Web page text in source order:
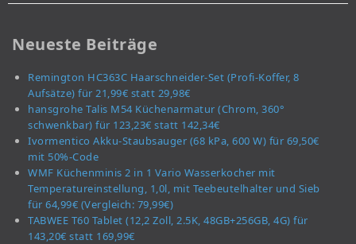
Neueste Beiträge
Remington HC363C Haarschneider-Set (Profi-Koffer, 8
Aufsätze) für 21,99€ statt 29,98€
hansgrohe Talis M54 Küchenarmatur (Chrom, 360°
schwenkbar) für 123,23€ statt 142,34€
Ivormentico Akku-Staubsauger (68 kPa, 600 W) für 69,50€
mit 50%-Code
WMF Küchenminis 2 in 1 Vario Wasserkocher mit
Temperatureinstellung, 1,0l, mit Teebeutelhalter und Sieb
für 64,99€ (Vergleich: 79,99€)
TABWEE T60 Tablet (12,2 Zoll, 2.5K, 48GB+256GB, 4G) für
143,20€ statt 169,99€